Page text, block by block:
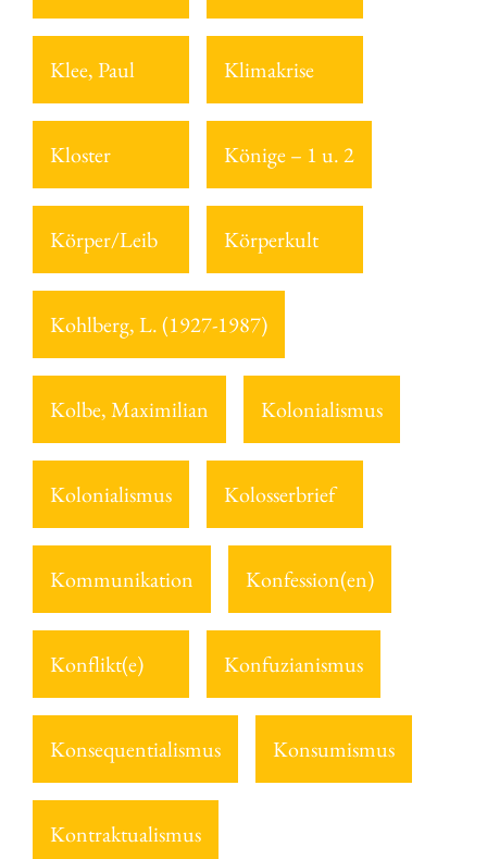
Klee, Paul Klimakrise
Kloster Könige – 1 u. 2
Körper/Leib Körperkult
Kohlberg, L. (1927-1987)
Kolbe, Maximilian Kolonialismus
Kolonialismus Kolosserbrief
Kommunikation Konfession(en)
Konflikt(e) Konfuzianismus
Konsequentialismus Konsumismus
Kontraktualismus